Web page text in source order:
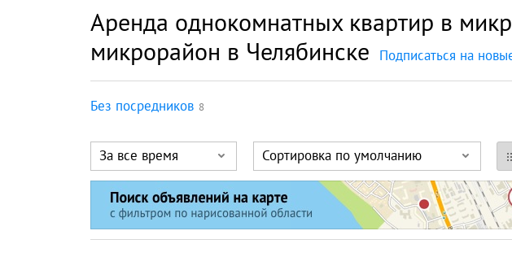
Аренда однокомнатных квартир в
микрорайон в Челябинске
Подписаться на
Без посредников 8
За все время Сортировка по умолчанию